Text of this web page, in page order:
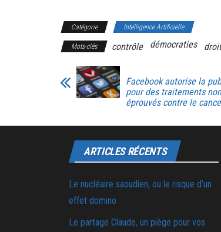
Catégorie Intelligence Artificielle
Mots-clés contrôle démocraties
Facebook autorise la
pour des traitements non
éprouvés contre le
ARTICLES RÉCENTS
Le nucléaire saoudien, ou le risque d’un
effet domino
Le partage Claude, un piège pour vos